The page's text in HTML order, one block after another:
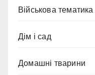
Військова тематика
Дім і сад
Домашні тварини